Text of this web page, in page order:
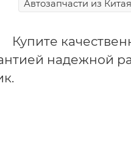
Автозапчасти из Китая
Купите
надежной